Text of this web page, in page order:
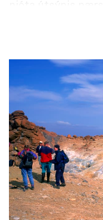
fyrir þjóðgarð
finna upplýsingar
tímalengd
merkingar á
Klukkufoss er
Saxhól ásamt
yfir nærsveitir.
Svæði:
Vegnúmer við
574).